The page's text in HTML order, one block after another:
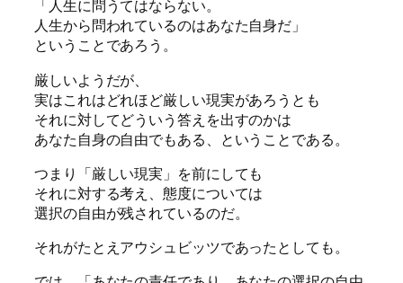
「人生に問うてはならない。
人生から問われているのはあなた自身だ」
ということであろう。
厳しいようだが、
実はこれはどれほど厳しい現実があろうとも
それに対してどういう答えを出すのかは
あなた自身の自由でもある、ということである。
つまり「厳しい現実」を前にしても
それに対する考え、態度については
選択の自由が残されているのだ。
それがたとえアウシュビッツであったとしても。